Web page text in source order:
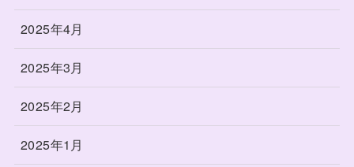
2025年4月
2025年3月
2025年2月
2025年1月